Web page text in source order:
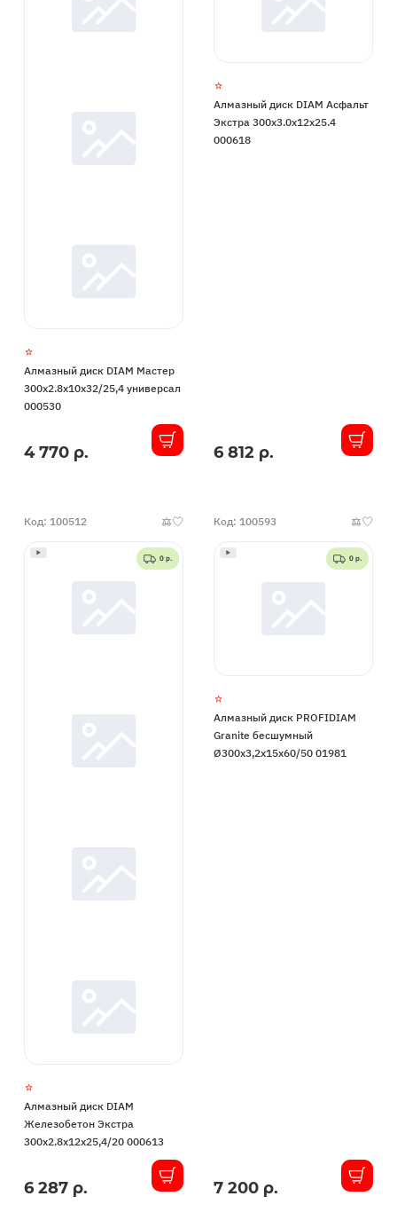
Алмазный диск DIAM Мастер
300x2.8x10x32/25,4 универсал
000530
В
4 770 р.
Алмазный диск DIAM Асфальт
Экстра 300x3.0x12x25.4
000618
В
6 812 р.
Код: 100512
0 р.
Алмазный диск DIAM
Железобетон Экстра
300x2.8x12x25,4/20 000613
В
6 287 р.
Код: 100593
0 р.
Алмазный диск PROFIDIAM
Granite бесшумный
Ø300x3,2x15x60/50 01981
В
7 200 р.